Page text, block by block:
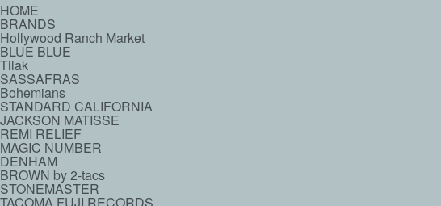
HOME
BRANDS
Hollywood Ranch Market
BLUE BLUE
Tilak
SASSAFRAS
Bohemians
STANDARD CALIFORNIA
JACKSON MATISSE
REMI RELIEF
MAGIC NUMBER
DENHAM
BROWN by 2-tacs
STONEMASTER